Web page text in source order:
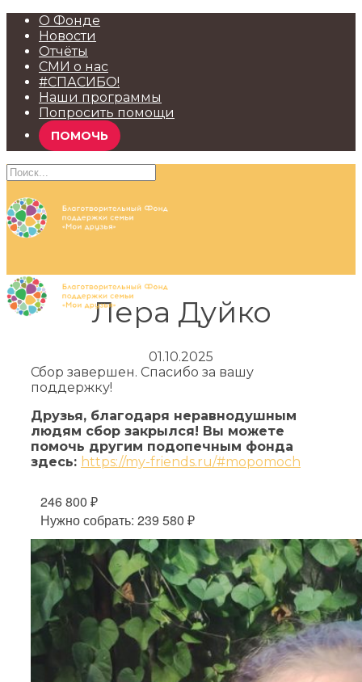
О Фонде
Новости
Отчёты
СМИ о нас
#СПАСИБО!
Наши программы
Попросить помощи
ПОМОЧЬ
Лера Дуйко
01.10.2025
Сбор завершен. Спасибо за вашу
поддержку!
Друзья, благодаря неравнодушным
людям сбор закрылся! Вы можете
помочь другим подопечным фонда
здесь: https://my-friends.ru/#mopomoch
246 800 ₽
Нужно собрать: 239 580 ₽